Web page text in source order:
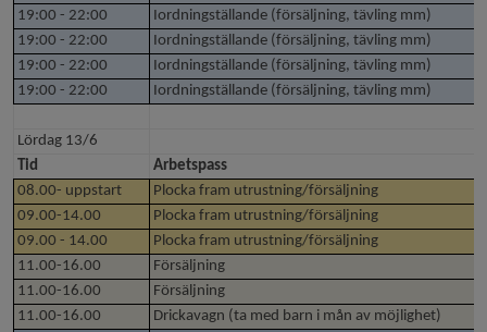
19:00 - 22:00
Iordningställande (försäljning, tävling mm)
19:00 - 22:00
Iordningställande (försäljning, tävling mm)
19:00 - 22:00
Iordningställande (försäljning, tävling mm)
19:00 - 22:00
Iordningställande (försäljning, tävling mm)
Lördag 13/6
Tid
Arbetspass
08.00- uppstart
Plocka fram utrustning/försäljning
09.00-14.00
Plocka fram utrustning/försäljning
09.00 - 14.00
Plocka fram utrustning/försäljning
11.00-16.00
Försäljning
11.00-16.00
Försäljning
11.00-16.00
Drickavagn (ta med barn i mån av möjlighet)